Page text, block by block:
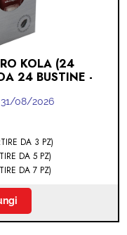
KOLA (24
24 BUSTINE -
31/08/2026
DA 3 PZ)
DA 5 PZ)
DA 7 PZ)